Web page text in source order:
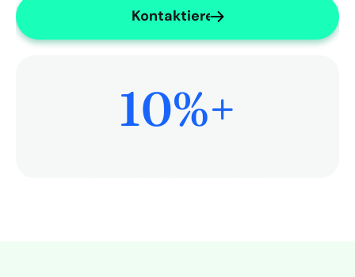
Kontaktieren Sie uns
10%+